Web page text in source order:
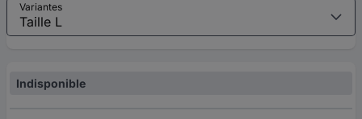
Variantes
Indisponible